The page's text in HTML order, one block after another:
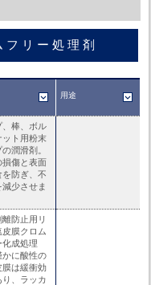
リー処理剤
用途
、棒、ボル
ット用粉末
潤滑剤。
損傷と表面
を防ぎ、不
減少させま
防止用リ
皮膜クロム
化成処理
かに酸性の
膜は緩衝効
り、ラッカ